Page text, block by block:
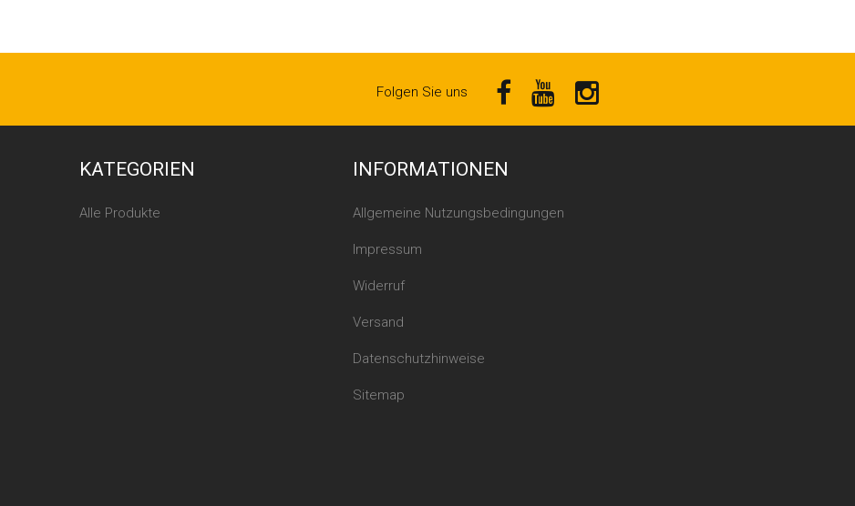
Folgen Sie uns
KATEGORIEN
Alle Produkte
INFORMATIONEN
Allgemeine Nutzungsbedingungen
Impressum
Widerruf
Versand
Datenschutzhinweise
Sitemap